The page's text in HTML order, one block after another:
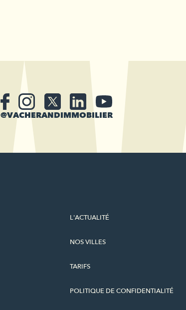
@VACHERANDIMMOBILIER
L'ACTUALITÉ
NOS VILLES
TARIFS
POLITIQUE DE CONFIDENTIALITÉ